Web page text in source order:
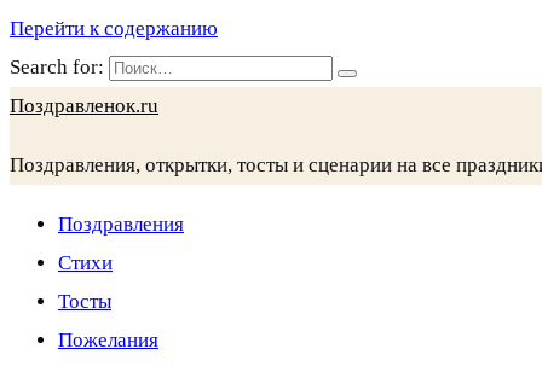
Перейти к содержанию
Search for:
Поздравленок.ru
Поздравления, открытки, тосты и сценарии на все
Поздравления
Стихи
Тосты
Пожелания